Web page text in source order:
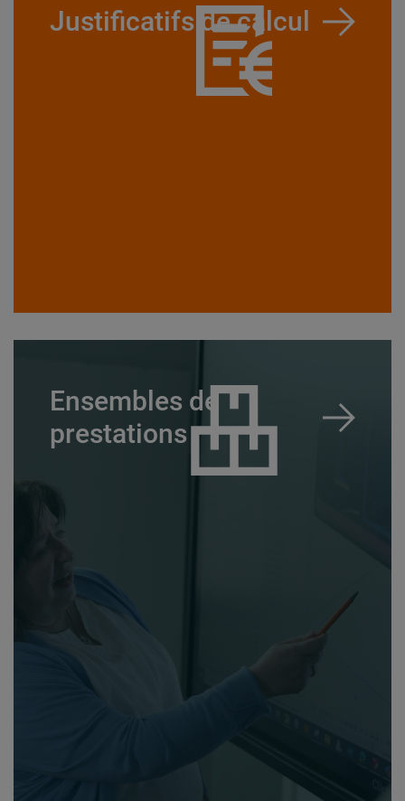
Justificatifs de calcul
Ensembles de
prestations